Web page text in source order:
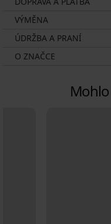
VÝMĚNA
ÚDRŽBA A PRANÍ
O ZNAČCE
Mohlo